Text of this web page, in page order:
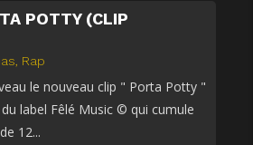
POTTY (CLIP
Rap
le nouveau clip " Porta Potty "
label Fêlé Music © qui cumule
12...